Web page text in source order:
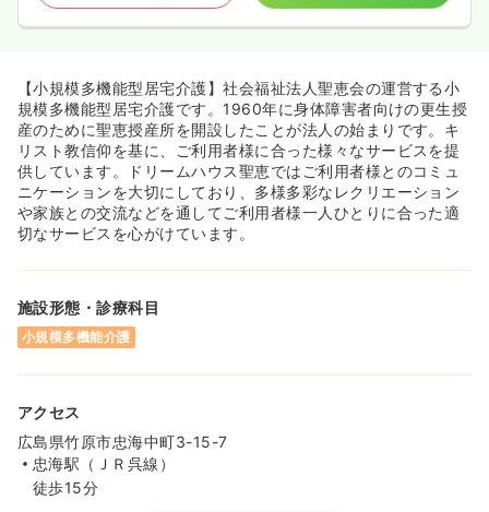
【小規模多機能型居宅介護】社会福祉法人聖恵会の運営する小
規模多機能型居宅介護です。1960年に身体障害者向けの更生授
産のために聖恵授産所を開設したことが法人の始まりです。キ
リスト教信仰を基に、ご利用者様に合った様々なサービスを提
供しています。ドリームハウス聖恵ではご利用者様とのコミュ
ニケーションを大切にしており、多様多彩なレクリエーション
や家族との交流などを通してご利用者様一人ひとりに合った適
切なサービスを心がけています。
施設形態・診療科目
小規模多機能介護
アクセス
広島県竹原市忠海中町3-15-7
忠海駅（ＪＲ呉線）
徒歩15分